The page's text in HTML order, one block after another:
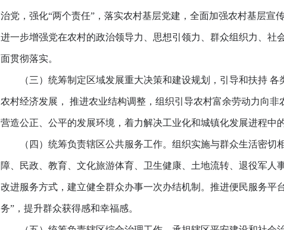
治党，强化“两个责任”，落实农村基层党建，全面加强农村基层宣
进一步增强党在农村的政治领导力、思想引领力、群众组织力、社
面贯彻落实。
（三）统筹制定区域发展重大决策和建设规划，引导和扶持 各
农村经济发展， 推进农业结构调整，组织引导农村富余劳动力向非
营造公正、公平的发展环境，着力解决工业化和城镇化发展进程中
（四）统筹负责辖区公共服务工作。组织实施与群众生活密切
障、民政、教育、文化旅游体育、卫生健康、土地流转、退役军人
改进服务方式，建立健全群众办事一次办结机制。推进便民服务平
务”，提升群众获得感和幸福感。